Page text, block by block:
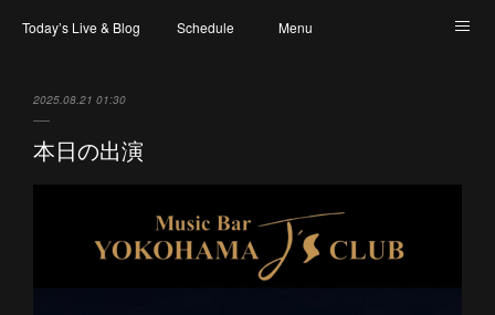
Today’s Live & Blog Schedule Menu
2025.08.21 01:30
本日の出演